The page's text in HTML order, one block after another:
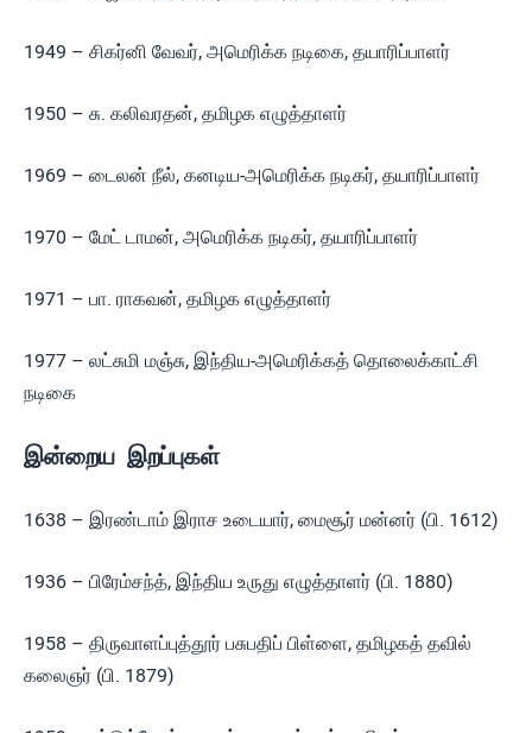
1949 – சிகர்னி வேவர், அமெரிக்க நடிகை, தயாரிப்பாளர்
1950 – சு. கலிவரதன், தமிழக எழுத்தாளர்
1969 – டைலன் நீல், கனடிய-அமெரிக்க நடிகர், தயாரிப்பாளர்
1970 – மேட் டாமன், அமெரிக்க நடிகர், தயாரிப்பாளர்
1971 – பா. ராகவன், தமிழக எழுத்தாளர்
1977 – லட்சுமி மஞ்சு, இந்திய-அமெரிக்கத் தொலைக்காட்சி
நடிகை
இன்றைய இறப்புகள்
1638 – இரண்டாம் இராச உடையார், மைசூர் மன்னர் (பி. 1612)
1936 – பிரேம்சந்த், இந்திய உருது எழுத்தாளர் (பி. 1880)
1958 – திருவாளப்புத்தூர் பசுபதிப் பிள்ளை, தமிழகத் தவில்
கலைஞர் (பி. 1879)